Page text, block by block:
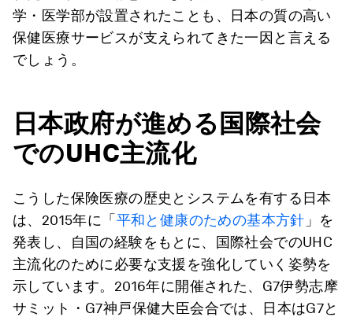
学・医学部が設置されたことも、日本の質の高い
保健医療サービスが支えられてきた一因と言える
でしょう。
日本政府が進める国際社会
でのUHC主流化
こうした保険医療の歴史とシステムを有する日本
は、2015年に「 平和と健康のための基本方針 」を
発表し、自国の経験をもとに、国際社会でのUHC
主流化のために必要な支援を強化していく姿勢を
示しています。2016年に開催された、G7伊勢志摩
サミット・G7神戸保健大臣会合では、日本はG7と